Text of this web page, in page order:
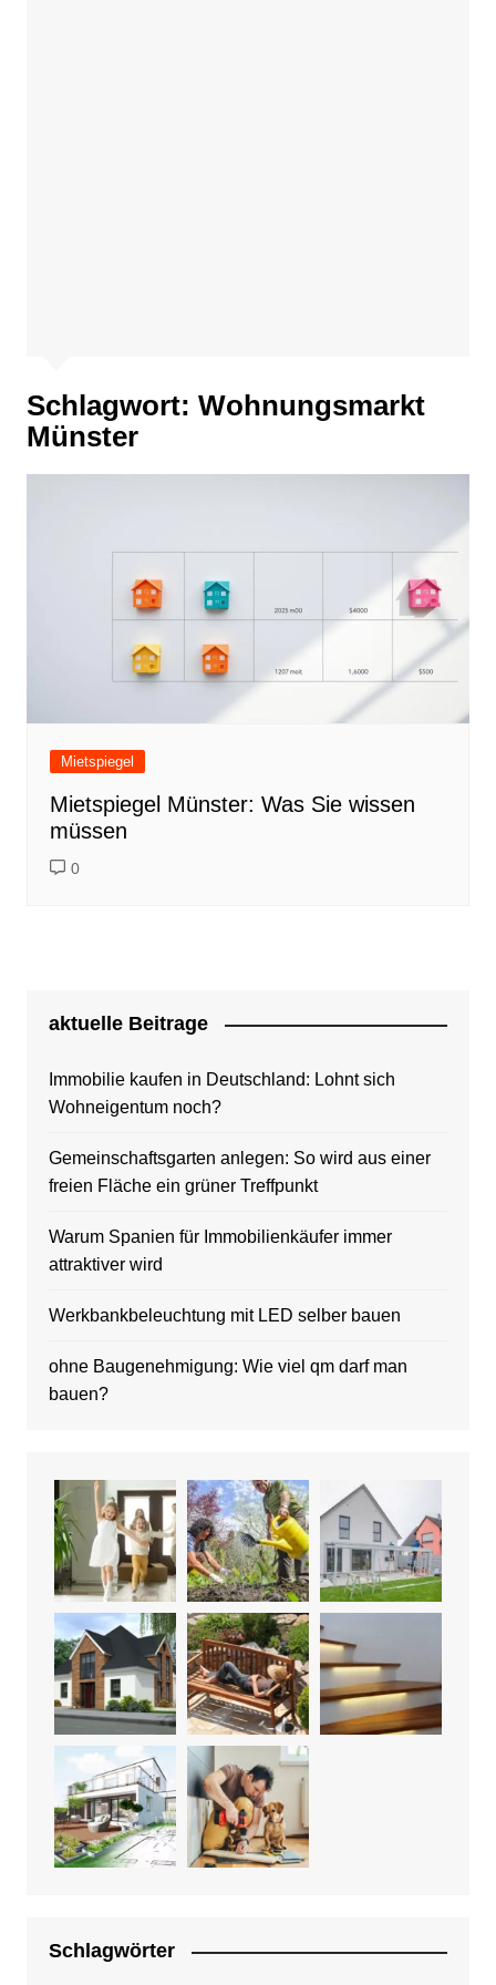
Schlagwort: Wohnungsmarkt
Münster
Mietspiegel
Mietspiegel Münster: Was Sie wissen
müssen
0
aktuelle Beitrage
Immobilie kaufen in Deutschland: Lohnt sich
Wohneigentum noch?
Gemeinschaftsgarten anlegen: So wird aus einer
freien Fläche ein grüner Treffpunkt
Warum Spanien für Immobilienkäufer immer
attraktiver wird
Werkbankbeleuchtung mit LED selber bauen
ohne Baugenehmigung: Wie viel qm darf man
bauen?
Schlagwörter